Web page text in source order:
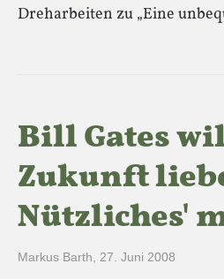
Dreharbeiten zu „Eine
Bill Gates
Zukunft
Nützliches'
Markus Barth 27. Juni 2008